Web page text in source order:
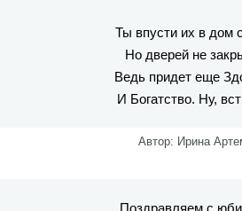
Ты впусти их в дом
Но дверей не
Ведь придет еще
И Богатство. Ну,
Автор: Ирина
Поздравляем с